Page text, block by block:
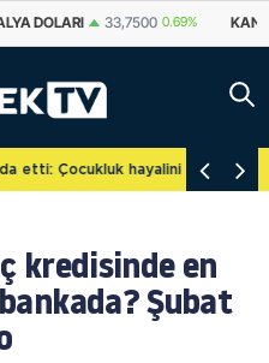
DOLARI 33,7500 0.69%
etti: Çocukluk hayalini
kredisinde en
Şubat